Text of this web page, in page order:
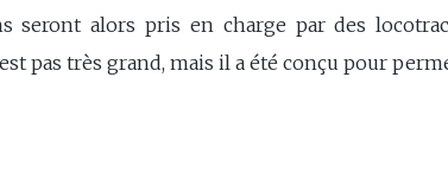
seront alors pris en charge par des
pas très grand, mais il a été conçu pour